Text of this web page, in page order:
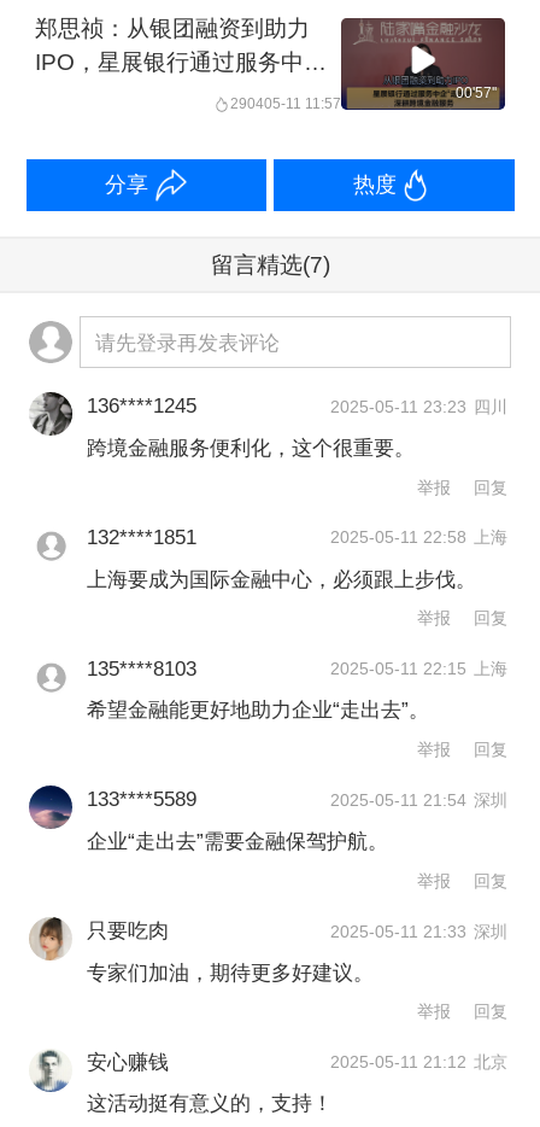
郑思祯：从银团融资到助力
IPO，星展银行通过服务中
企“走出去”，深耕跨境金融服
290405-11 11:57
00'57''
分享 热度
留言精选(7)
请先登录再发表评论
136****1245 2025-05-11 23:23 四川
跨境金融服务便利化，这个很重要。
举报 回复
132****1851 2025-05-11 22:58 上海
上海要成为国际金融中心，必须跟上步伐。
举报 回复
135****8103 2025-05-11 22:15 上海
希望金融能更好地助力企业“走出去”。
举报 回复
133****5589 2025-05-11 21:54 深圳
企业“走出去”需要金融保驾护航。
举报 回复
只要吃肉 2025-05-11 21:33 深圳
专家们加油，期待更多好建议。
举报 回复
安心赚钱 2025-05-11 21:12 北京
这活动挺有意义的，支持！